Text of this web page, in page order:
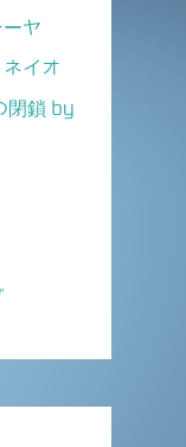
ヤ
イオ
閉鎖 by